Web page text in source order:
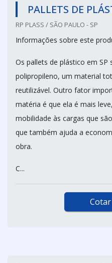
PALLETS DE
RP PLASS / SÃO PAULO - SP
Informações sobre este
Os pallets de plástico em SP
polipropileno, um material
reutilizável. Outro fator
matéria é que ela é mais
mobilidade às cargas que
que também ajuda a
obra.
C...